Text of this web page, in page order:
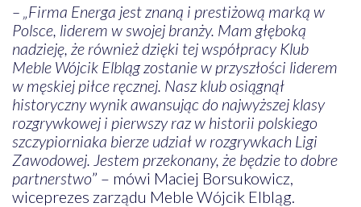
– „Firma Energa jest znaną i prestiżową marką w
Polsce, liderem w swojej branży. Mam głęboką
nadzieję, że również dzięki tej współpracy Klub
Meble Wójcik Elbląg zostanie w przyszłości liderem
w męskiej piłce ręcznej. Nasz klub osiągnął
historyczny wynik awansując do najwyższej klasy
rozgrywkowej i pierwszy raz w historii polskiego
szczypiorniaka bierze udział w rozgrywkach Ligi
Zawodowej. Jestem przekonany, że będzie to dobre
partnerstwo” – mówi Maciej Borsukowicz,
wiceprezes zarządu Meble Wójcik Elbląg.